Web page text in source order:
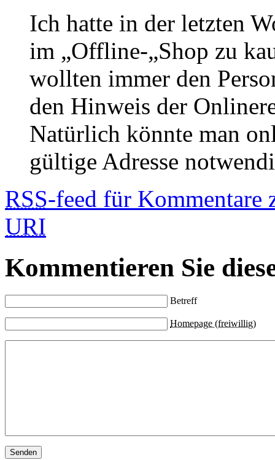
Ich hatte in der letzten
im „Offline-„Shop zu
wollten immer den
den Hinweis der
Natürlich könnte man
gültige Adresse
RSS-feed für Kommentare
URI
Kommentieren Sie
Betreff
Homepage (freiwillig)